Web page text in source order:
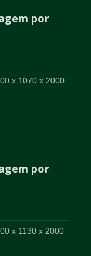
por
x 1070 x 2000
por
x 1130 x 2000